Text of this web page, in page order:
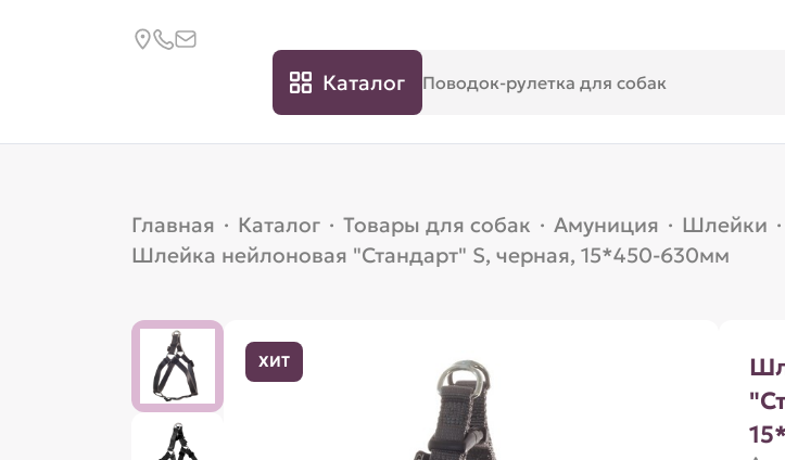
Каталог
Главная · Каталог · Товары для собак · Амуниция · Шлейки ·
Шлейка нейлоновая "Стандарт" S, черная, 15*450-630мм
ХИТ